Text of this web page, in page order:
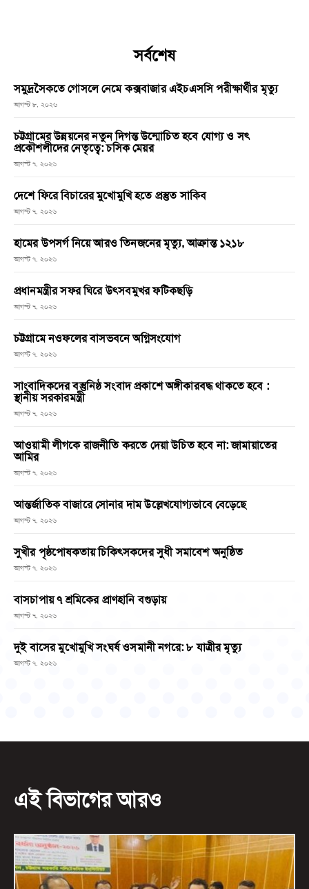
সর্বশেষ
সমুদ্রসৈকতে গোসলে নেমে কক্সবাজার এইচএসসি পরীক্ষার্থীর মৃত্যু
আগস্ট ৮, ২০২৬
চট্টগ্রামের উন্নয়নের নতুন দিগন্ত উন্মোচিত হবে যোগ্য ও সৎ
প্রকৌশলীদের নেতৃত্বে: চসিক মেয়র
আগস্ট ৭, ২০২৬
দেশে ফিরে বিচারের মুখোমুখি হতে প্রস্তুত সাকিব
আগস্ট ৭, ২০২৬
হামের উপসর্গ নিয়ে আরও তিনজনের মৃত্যু, আক্রান্ত ১২১৮
আগস্ট ৭, ২০২৬
প্রধানমন্ত্রীর সফর ঘিরে উৎসবমুখর ফটিকছড়ি
আগস্ট ৭, ২০২৬
চট্টগ্রামে নওফলের বাসভবনে অগ্নিসংযোগ
আগস্ট ৭, ২০২৬
সাংবাদিকদের বস্তুনিষ্ঠ সংবাদ প্রকাশে অঙ্গীকারবদ্ধ থাকতে হবে :
স্থানীয় সরকারমন্ত্রী
আগস্ট ৭, ২০২৬
আওয়ামী লীগকে রাজনীতি করতে দেয়া উচিত হবে না: জামায়াতের
আমির
আগস্ট ৭, ২০২৬
আন্তর্জাতিক বাজারে সোনার দাম উল্লেখযোগ্যভাবে বেড়েছে
আগস্ট ৭, ২০২৬
সুখীর পৃষ্ঠপোষকতায় চিকিৎসকদের সুধী সমাবেশ অনুষ্ঠিত
আগস্ট ৭, ২০২৬
বাসচাপায় ৭ শ্রমিকের প্রাণহানি বগুড়ায়
আগস্ট ৭, ২০২৬
দুই বাসের মুখোমুখি সংঘর্ষ ওসমানী নগরে: ৮ যাত্রীর মৃত্যু
আগস্ট ৭, ২০২৬
এই বিভাগের আরও